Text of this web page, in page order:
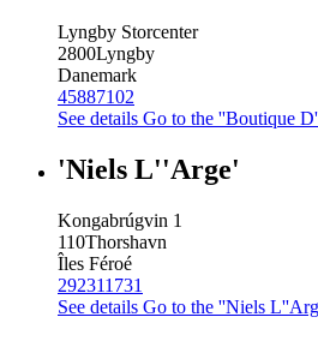
Lyngby Storcenter
2800Lyngby
Danemark
45887102
See details Go to the ''Boutique
'Niels L''Arge'
Kongabrúgvin 1
110Thorshavn
Îles Féroé
292311731
See details Go to the ''Niels